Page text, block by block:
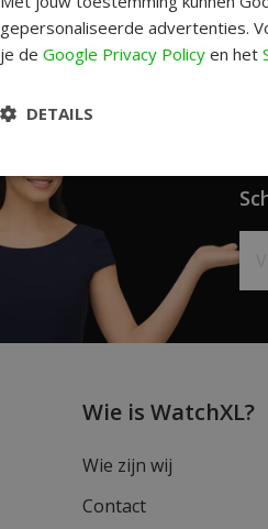
Wie is WatchXL?
Wie zijn wij
Contact
gepersonaliseerde advertenties.
je de Google Privacy Policy en het
DETAILS